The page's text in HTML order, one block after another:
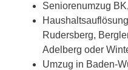
Seniorenumzug
Rudersberg,
Adelberg oder
Umzug in Baden-